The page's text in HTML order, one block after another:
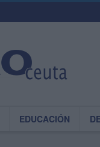
EDUCACIÓN